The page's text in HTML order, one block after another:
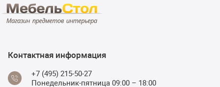
Контактная информация
+7 (495) 215-50-27
Понедельник-пятница 09:00 – 18:00